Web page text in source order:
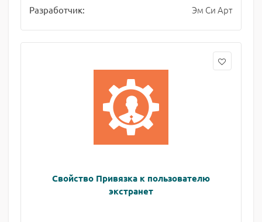
Разработчик: Эм Си Арт
Свойство Привязка к пользователю
экстранет